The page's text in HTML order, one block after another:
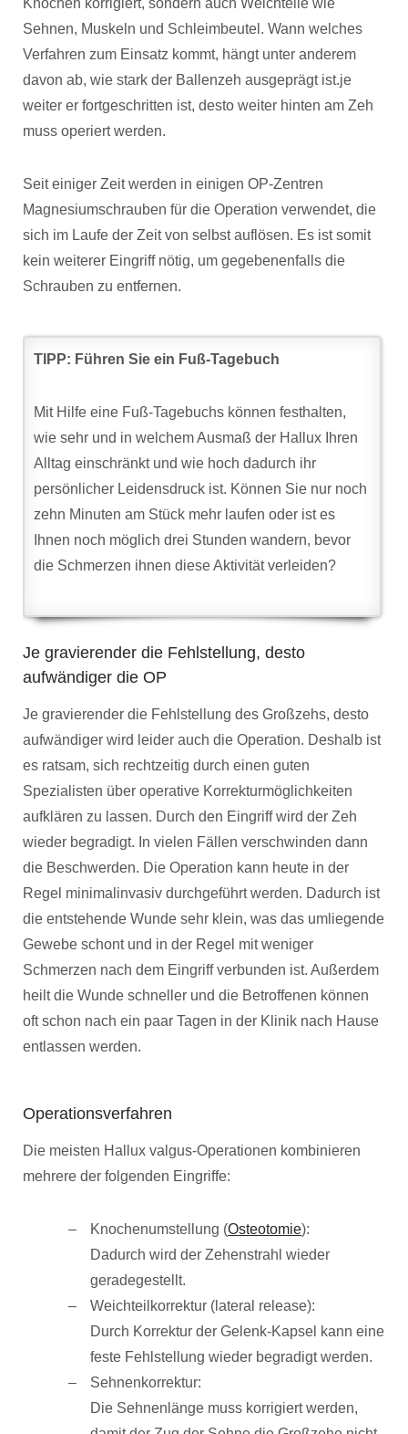
Sehnen, Muskeln und Schleimbeutel. Wann welches
Verfahren zum Einsatz kommt, hängt unter anderem
davon ab, wie stark der Ballenzeh ausgeprägt ist.je
weiter er fortgeschritten ist, desto weiter hinten am Zeh
muss operiert werden.
Seit einiger Zeit werden in einigen OP-Zentren
Magnesiumschrauben für die Operation verwendet, die
sich im Laufe der Zeit von selbst auflösen. Es ist somit
kein weiterer Eingriff nötig, um gegebenenfalls die
Schrauben zu entfernen.
TIPP: Führen Sie ein Fuß-Tagebuch
Mit Hilfe eine Fuß-Tagebuchs können festhalten,
wie sehr und in welchem Ausmaß der Hallux Ihren
Alltag einschränkt und wie hoch dadurch ihr
persönlicher Leidensdruck ist. Können Sie nur noch
zehn Minuten am Stück mehr laufen oder ist es
Ihnen noch möglich drei Stunden wandern, bevor
die Schmerzen ihnen diese Aktivität verleiden?
Je gravierender die Fehlstellung, desto
aufwändiger die OP
Je gravierender die Fehlstellung des Großzehs, desto
aufwändiger wird leider auch die Operation. Deshalb ist
es ratsam, sich rechtzeitig durch einen guten
Spezialisten über operative Korrekturmöglichkeiten
aufklären zu lassen. Durch den Eingriff wird der Zeh
wieder begradigt. In vielen Fällen verschwinden dann
die Beschwerden. Die Operation kann heute in der
Regel minimalinvasiv durchgeführt werden. Dadurch ist
die entstehende Wunde sehr klein, was das umliegende
Gewebe schont und in der Regel mit weniger
Schmerzen nach dem Eingriff verbunden ist. Außerdem
heilt die Wunde schneller und die Betroffenen können
oft schon nach ein paar Tagen in der Klinik nach Hause
entlassen werden.
Operationsverfahren
Die meisten Hallux valgus-Operationen kombinieren
mehrere der folgenden Eingriffe:
Knochenumstellung (Osteotomie):
Dadurch wird der Zehenstrahl wieder
geradegestellt.
Weichteilkorrektur (lateral release):
Durch Korrektur der Gelenk-Kapsel kann eine
feste Fehlstellung wieder begradigt werden.
Sehnenkorrektur:
Die Sehnenlänge muss korrigiert werden,